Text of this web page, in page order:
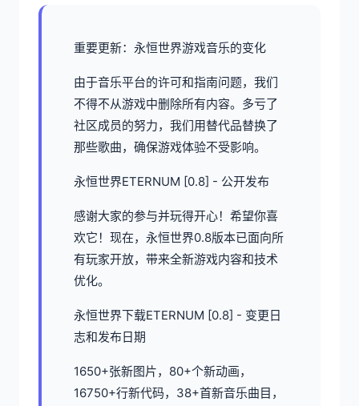
重要更新：永恒世界游戏音乐的变化
由于音乐平台的许可和指南问题，我们
不得不从游戏中删除所有内容。多亏了
社区成员的努力，我们用替代品替换了
那些歌曲，确保游戏体验不受影响。
永恒世界ETERNUM [0.8] - 公开发布
感谢大家的参与并玩得开心！希望你喜
欢它！现在，永恒世界0.8版本已面向所
有玩家开放，带来全新游戏内容和技术
优化。
永恒世界下载ETERNUM [0.8] - 变更日
志和发布日期
1650+张新图片，80+个新动画，
16750+行新代码，38+首新音乐曲目，